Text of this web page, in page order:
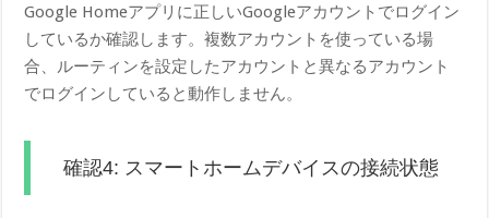
Google Homeアプリに正しいGoogleアカウントでログイン
しているか確認します。複数アカウントを使っている場
合、ルーティンを設定したアカウントと異なるアカウント
でログインしていると動作しません。
確認4: スマートホームデバイスの接続状態